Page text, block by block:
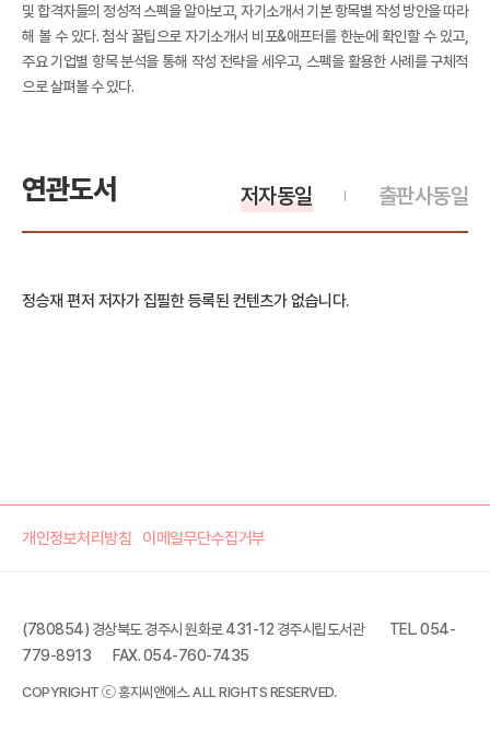
및 합격자들의 정성적 스펙을 알아보고, 자기소개서 기본 항목별 작성 방안을 따라
해 볼 수 있다. 첨삭 꿀팁으로 자기소개서 비포&애프터를 한눈에 확인할 수 있고,
주요 기업별 항목 분석을 통해 작성 전략을 세우고, 스펙을 활용한 사례를 구체적
으로 살펴볼 수 있다.
연관도서 출판사동일
저자동일
정승재 편저 저자가 집필한 등록된 컨텐츠가 없습니다.
개인정보처리방침 이메일무단수집거부
(780854) 경상북도 경주시 원화로 431-12 경주시립도서관
TEL. 054-
779-8913
FAX. 054-760-7435
COPYRIGHT ⓒ 홍지씨앤에스. ALL RIGHTS RESERVED.